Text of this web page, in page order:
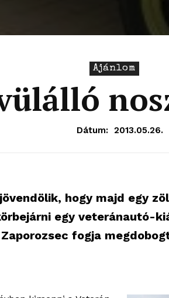
Ajánlom
Dátum: 2013.05.26.
hogy majd egy
egy veteránautó-
fogja